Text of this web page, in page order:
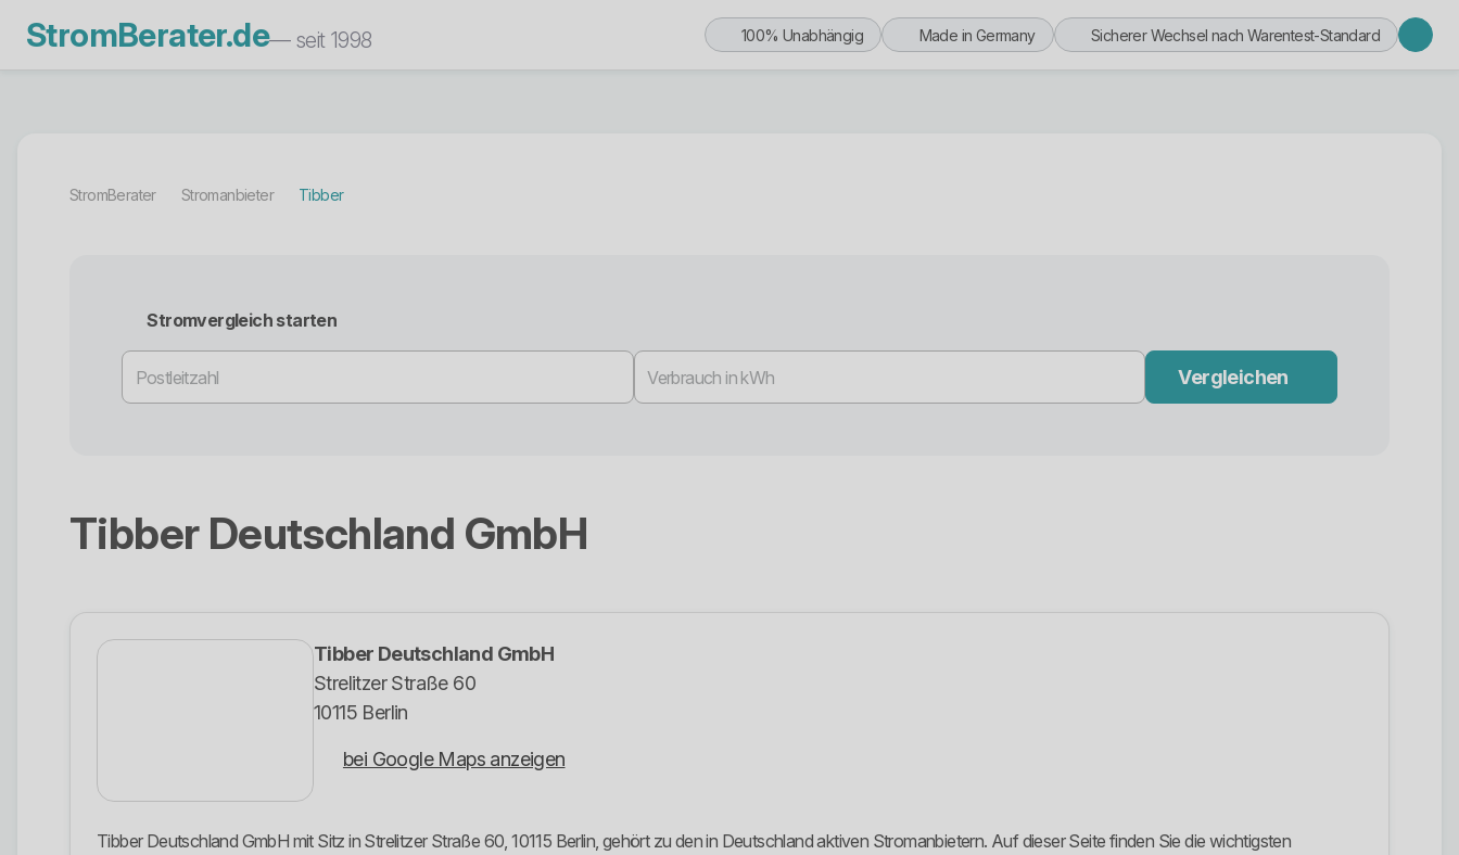
StromBerater.de— seit 1998 100% Unabhängig Made in Germany Sicherer Wechsel nach Warentest-Standard
StromBerater Stromanbieter Tibber
Stromvergleich starten
Vergleichen
Tibber Deutschland GmbH
Tibber Deutschland GmbH
Strelitzer Straße 60
10115 Berlin
bei Google Maps anzeigen
Tibber Deutschland GmbH mit Sitz in Strelitzer Straße 60, 10115 Berlin, gehört zu den in Deutschland aktiven Stromanbietern. Auf dieser Seite finden Sie die wichtigsten